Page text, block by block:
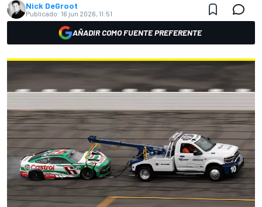
Nick DeGroot
Publicado: 16 jun 2026, 11:51
AÑADIR COMO FUENTE PREFERENTE